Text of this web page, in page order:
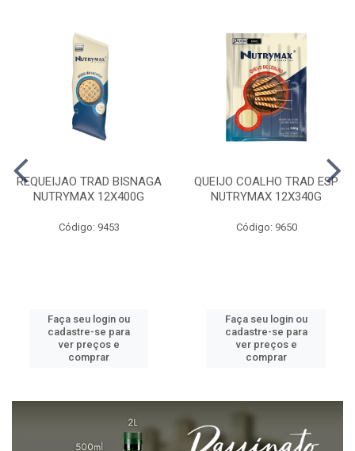
REQUEIJAO TRAD BISNAGA
NUTRYMAX 12X400G
Código: 9453
Faça seu login ou
cadastre-se para
ver preços e
comprar
QUEIJO COALHO TRAD ESP
NUTRYMAX 12X340G
Código: 9650
Faça seu login ou
cadastre-se para
ver preços e
comprar